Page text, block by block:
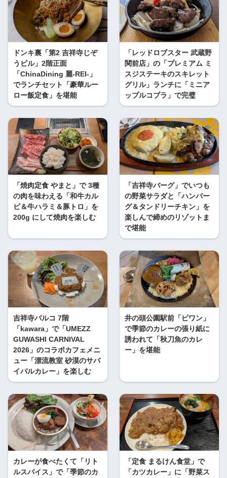
ドンキ裏「第2 吉祥寺じぞ
うビル」2階正面
「ChinaDining 麗-REI-」
でランチセット「豪華ルー
ロー飯定食」を堪能
「レッドロブスター 武蔵野
関前店」の「プレミアム ミ
スジステーキのスキレット
グリル」ランチに「ミニア
ップルコブラ」で完璧
「焼肉定食 やまと」で 3種
の肉を味わえる「和牛カル
ビ＆牛ハラミ＆豚トロ」を
200g にして焼肉を楽しむ
「吉祥寺バーグ」でいつも
の野菜サラダと「ハンバー
グ＆タンドリーチキン」を
楽しんで締めのリゾットま
で堪能
吉祥寺パルコ 7階
「kawara」で「UMEZZ
GUWASHI CARNIVAL
2026」のコラボカフェメニ
ュー「漂流教室 砂漠のサバ
イバルカレー」を楽しむ
井の頭公園駅前「ピワン」
で季節のカレーの張り紙に
誘われて「秋刀魚のカレ
ー」を堪能
カレーが食べたくて「リト
ルスパイス」で「季節のカ
「定食 まるけん食堂」で
「カツカレー」に「野菜ス